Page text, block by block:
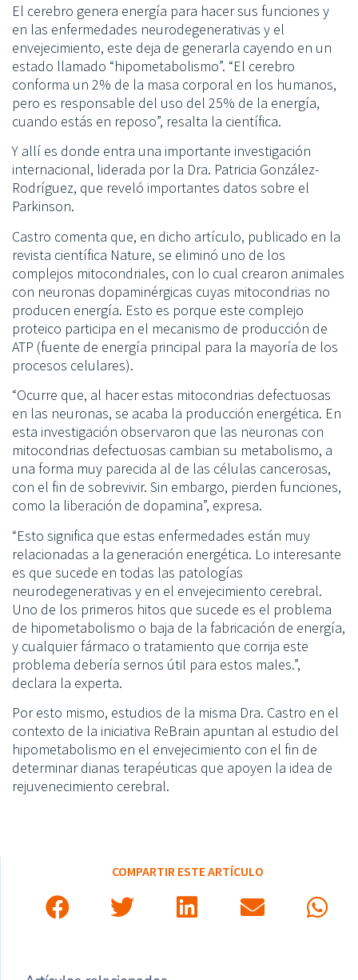
El cerebro genera energía para hacer sus funciones y
en las enfermedades neurodegenerativas y el
envejecimiento, este deja de generarla cayendo en un
estado llamado “hipometabolismo”. “El cerebro
conforma un 2% de la masa corporal en los humanos,
pero es responsable del uso del 25% de la energía,
cuando estás en reposo”, resalta la científica.
Y allí es donde entra una importante investigación
internacional, liderada por la Dra. Patricia González-
Rodríguez, que reveló importantes datos sobre el
Parkinson.
Castro comenta que, en dicho artículo, publicado en la
revista científica Nature, se eliminó uno de los
complejos mitocondriales, con lo cual crearon animales
con neuronas dopaminérgicas cuyas mitocondrias no
producen energía. Esto es porque este complejo
proteico participa en el mecanismo de producción de
ATP (fuente de energía principal para la mayoría de los
procesos celulares).
“Ocurre que, al hacer estas mitocondrias defectuosas
en las neuronas, se acaba la producción energética. En
esta investigación observaron que las neuronas con
mitocondrias defectuosas cambian su metabolismo, a
una forma muy parecida al de las células cancerosas,
con el fin de sobrevivir. Sin embargo, pierden funciones,
como la liberación de dopamina”, expresa.
“Esto significa que estas enfermedades están muy
relacionadas a la generación energética. Lo interesante
es que sucede en todas las patologías
neurodegenerativas y en el envejecimiento cerebral.
Uno de los primeros hitos que sucede es el problema
de hipometabolismo o baja de la fabricación de energía,
y cualquier fármaco o tratamiento que corrija este
problema debería sernos útil para estos males.”,
declara la experta.
Por esto mismo, estudios de la misma Dra. Castro en el
contexto de la iniciativa ReBrain apuntan al estudio del
hipometabolismo en el envejecimiento con el fin de
determinar dianas terapéuticas que apoyen la idea de
rejuvenecimiento cerebral.
COMPARTIR ESTE ARTÍCULO